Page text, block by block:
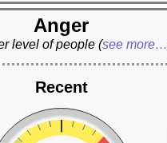
Anger
level of people(see more…
Recent